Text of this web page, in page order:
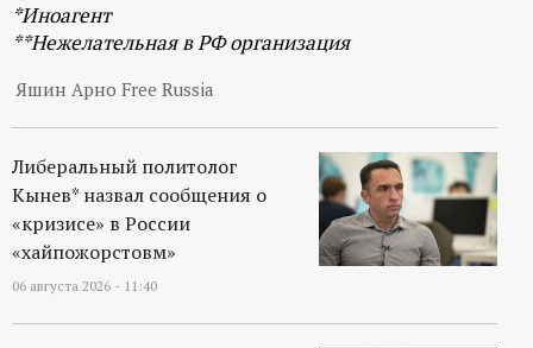
*Иноагент
**Нежелательная в РФ организация
Яшин Арно Free Russia
Либеральный политолог
Кынев* назвал сообщения о
«кризисе» в России
«хайпожорстовм»
06 августа 2026 - 11:40